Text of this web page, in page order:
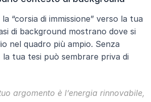
“corsia di immissione” verso la tua
di background mostrano dove si
nel quadro più ampio. Senza
la tua tesi può sembrare priva di
argomento è l’energia rinnovabile,